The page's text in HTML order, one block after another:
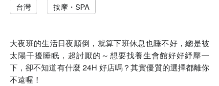
台灣
按摩・SPA
大夜班的生活日夜顛倒，就算下班休息也睡不好，總是被
太陽干擾睡眠，超討厭的～想要找養生會館好好紓壓一
下，卻不知道有什麼 24H 好店嗎？其實優質的選擇都離你
不遠喔！